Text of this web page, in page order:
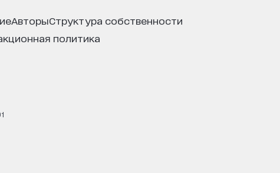
авторы
структура собственности
политика